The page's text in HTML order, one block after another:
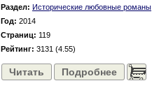
Раздел: Исторические любовные романы
Год: 2014
Страниц: 119
Рейтинг: 3131 (4.55)
Читать Подробнее ......